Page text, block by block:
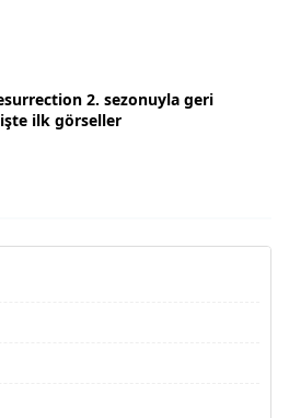
2. sezonuyla geri
ilk görseller